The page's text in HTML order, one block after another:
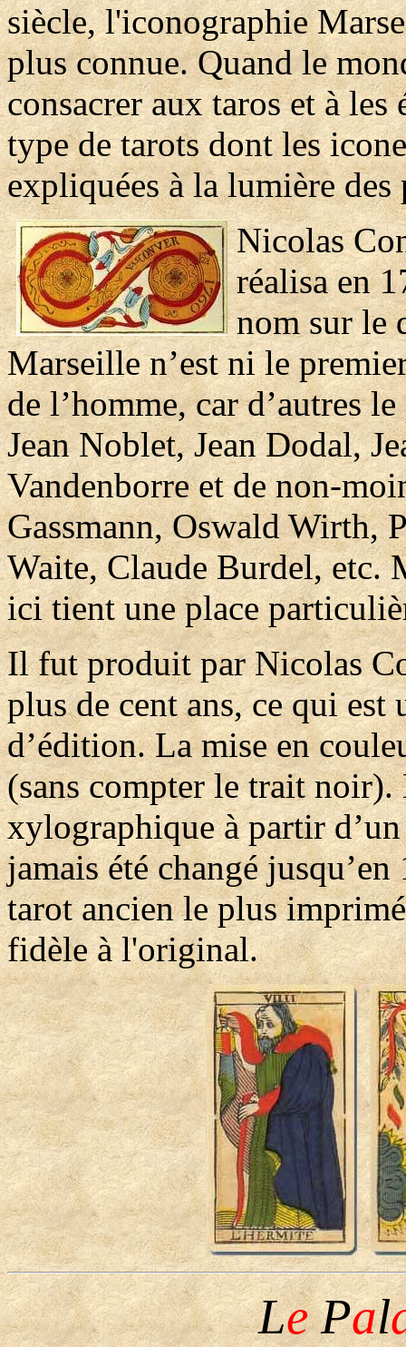
siècle, l'iconographie
plus connue. Quand le
consacrer aux taros et à
type de tarots dont les
expliquées à la lumière
Nicolas
réalisa en
nom sur le
Marseille n’est ni le
de l’homme, car d’autres
Jean Noblet, Jean Dodal,
Vandenborre et de non-
Gassmann, Oswald Wirth,
Waite, Claude Burdel, etc.
ici tient une place
Il fut produit par Nicolas
plus de cent ans, ce qui
d’édition. La mise en
(sans compter le trait
xylographique à partir
jamais été changé
tarot ancien le plus
fidèle à l'original.
LePal